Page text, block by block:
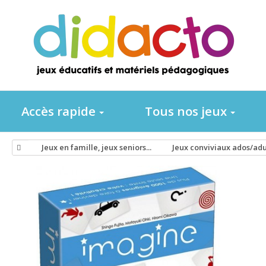
Accès rapide Tous nos jeux
Jeux en famille, jeux seniors... Jeux conviviaux ados/